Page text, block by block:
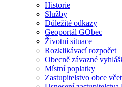
Historie
Služby
Důležité odkazy
Geoportál GObec
Životní situace
Rozklikávací rozpočet
Obecně závazné
Místní poplatky
Zastupitelstvo obce